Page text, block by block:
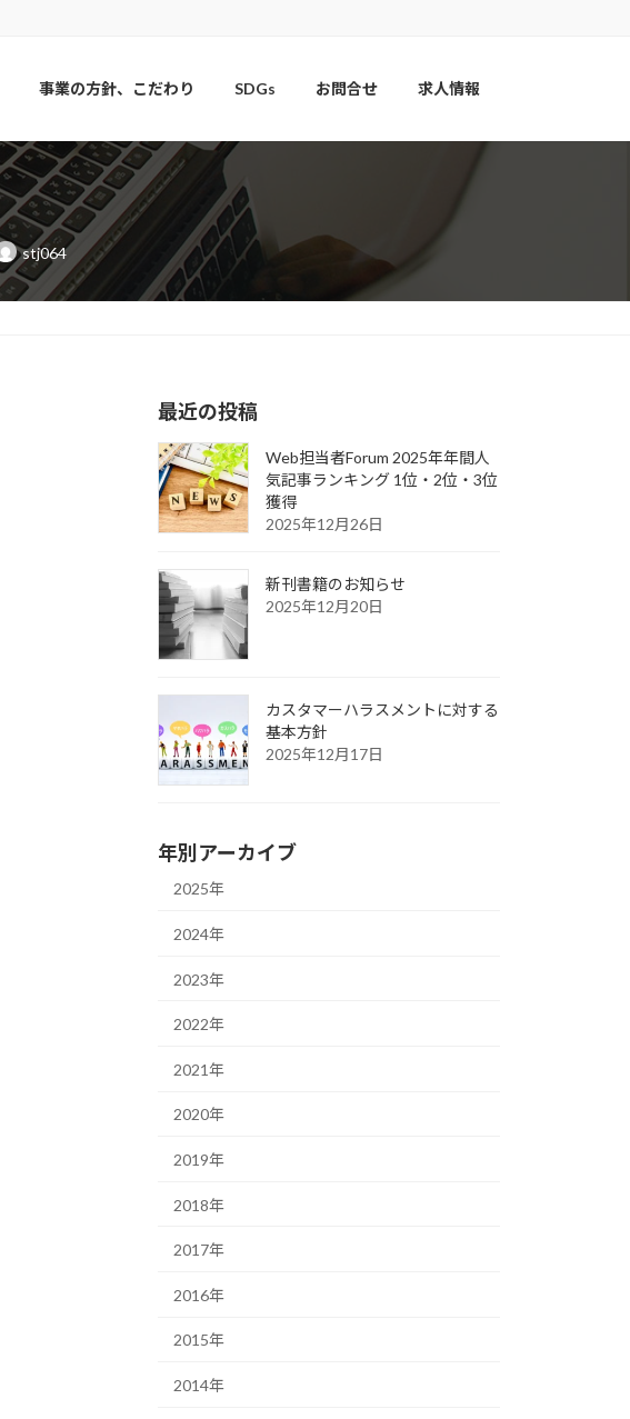
事業の方針、こだわり SDGs お問合せ 求人情報
stj064
最近の投稿
Web担当者Forum 2025年年間人
気記事ランキング 1位・2位・3位
獲得
2025年12月26日
新刊書籍のお知らせ
2025年12月20日
カスタマーハラスメントに対する
基本方針
2025年12月17日
年別アーカイブ
2025年
2024年
2023年
2022年
2021年
2020年
2019年
2018年
2017年
2016年
2015年
2014年